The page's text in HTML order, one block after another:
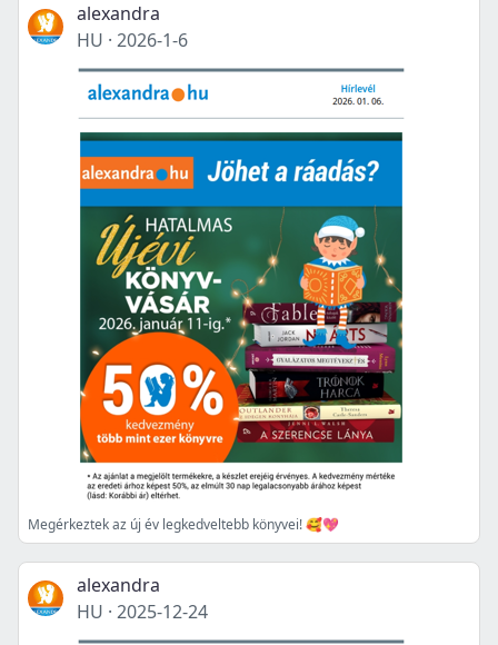
alexandra
HU · 2026-1-6
Megérkeztek az új év legkedveltebb könyvei! 🥰💖
alexandra
HU · 2025-12-24